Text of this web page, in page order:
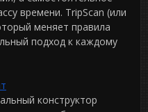
времени. TripScan (или
меняет правила
подход к каждому
конструктор